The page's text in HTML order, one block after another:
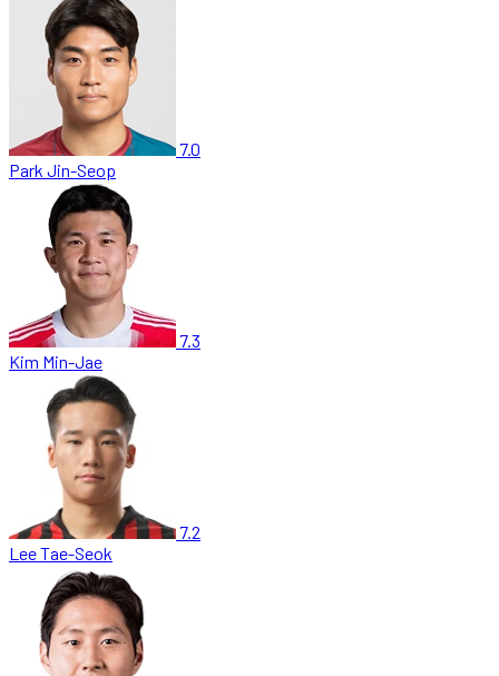
7.0
Park Jin-Seop
7.3
Kim Min-Jae
7.2
Lee Tae-Seok